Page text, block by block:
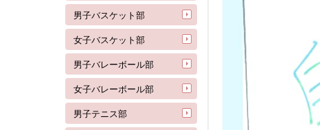
男子バスケット部
女子バスケット部
男子バレーボール部
女子バレーボール部
男子テニス部